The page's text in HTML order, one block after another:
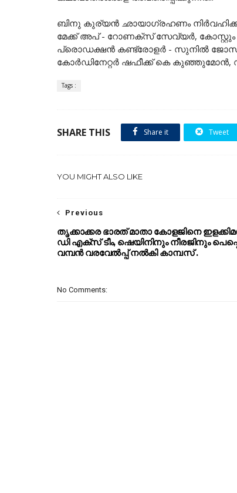
ബിനു കുര്യൻ ഛായാഗ്രഹണം
മേക്ക് അപ് - റോണക്സ് സേവ്യർ,
പ്രൊഡക്ഷൻ കണ്ട്രോളർ - സുനിൽ ജോസ്,
കോർഡിനേറ്റർ ഷഫീക്ക് കെ
Tags :
SHARE THIS Share it Tweet
YOU MIGHT ALSO LIKE
Previous
തൃക്കാക്കര ഭാരത് മാതാ കോളജിനെ
ഡി എക്സ് ടീം, ഷെയിനിനും നീരജിനും
വമ്പൻ വരവേൽപ്പ് നൽകി കാമ്പസ് .
No Comments: